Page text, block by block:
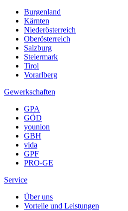
Burgenland
Kärnten
Niederösterreich
Oberösterreich
Salzburg
Steiermark
Tirol
Vorarlberg
Gewerkschaften
GPA
GÖD
younion
GBH
vida
GPF
PRO-GE
Service
Über uns
Vorteile und Leistungen